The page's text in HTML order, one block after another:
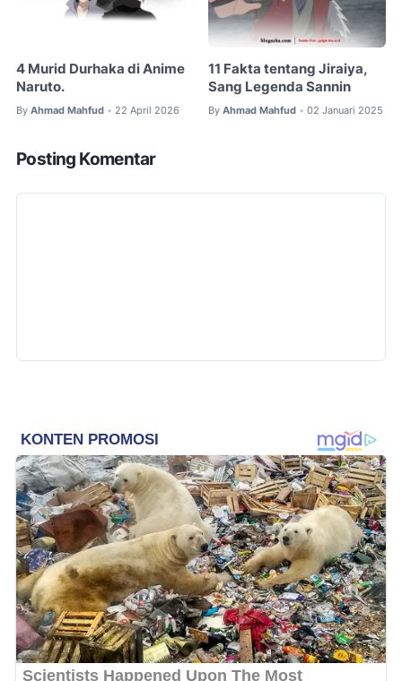
4 Murid Durhaka di Anime
Naruto.
By Ahmad Mahfud • 22 April 2026
11 Fakta tentang Jiraiya,
Sang Legenda Sannin
By Ahmad Mahfud • 02 Januari 2025
Posting Komentar